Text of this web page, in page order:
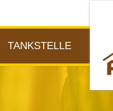
TANKSTELLE